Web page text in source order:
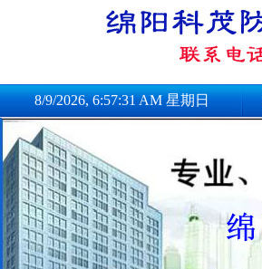
8/9/2026, 6:57:31 AM 星期日